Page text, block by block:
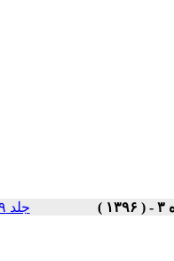
جلد ۹ شماره ۳ صفحات ۵۶-۲۷